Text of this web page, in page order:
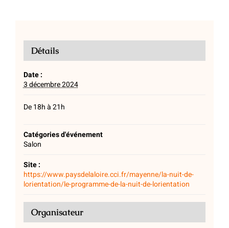
Détails
Date :
3 décembre 2024
De 18h à 21h
Catégories d'événement
Salon
Site :
https://www.paysdelaloire.cci.fr/mayenne/la-nuit-de-
lorientation/le-programme-de-la-nuit-de-lorientation
Organisateur